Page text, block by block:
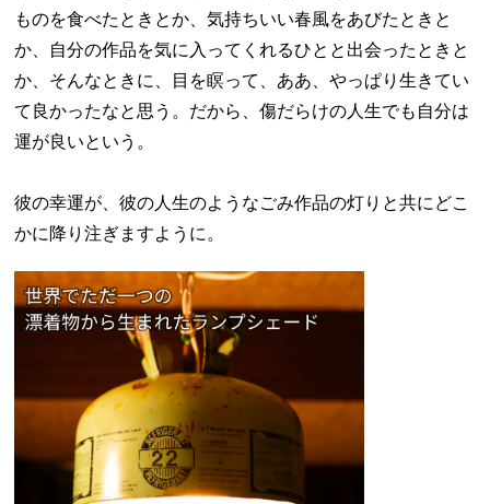
ものを食べたときとか、気持ちいい春風をあびたときと
か、自分の作品を気に入ってくれるひとと出会ったときと
か、そんなときに、目を瞑って、ああ、やっぱり生きてい
て良かったなと思う。だから、傷だらけの人生でも自分は
運が良いという。
彼の幸運が、彼の人生のようなごみ作品の灯りと共にどこ
かに降り注ぎますように。